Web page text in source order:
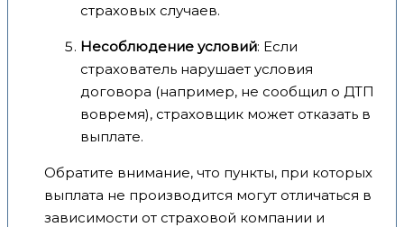
страховых случаев.
Несоблюдение условий: Если
страхователь нарушает условия
договора (например, не сообщил о ДТП
вовремя), страховщик может отказать в
выплате.
Обратите внимание, что пункты, при которых
выплата не производится могут отличаться в
зависимости от страховой компании и